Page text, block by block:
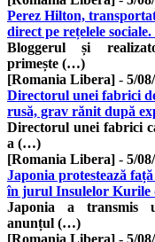
Perez Hilton,
direct pe rețelele
Bloggerul și
primește (…)
[Romania Libera] - 5/
Directorul unei fabrici
rusă, grav rănit după
Directorul unei fabrici
a (…)
[Romania Libera] - 5/
Japonia protestează
în jurul Insulelor Kurile
Japonia a transmis
anunțul (…)